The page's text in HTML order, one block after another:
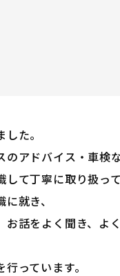
た。
アドバイス・車検
て丁寧に取り扱っ
就き、
話をよく聞き、よ
っています。